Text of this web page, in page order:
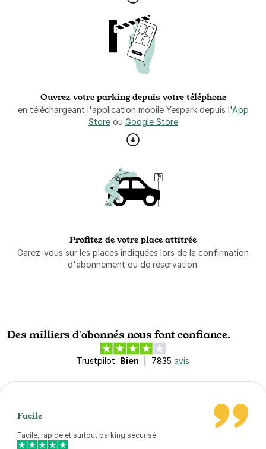
Ouvrez votre parking depuis votre téléphone
en téléchargeant l'application mobile Yespark depuis l'App
Storeou Google Store
Profitez de votre place attitrée
Garez-vous sur les places indiquées lors de la confirmation
d'abonnement ou de réservation.
Des milliers d'abonnés nous font confiance.
Trustpilot Bien 7835 avis
Facile
Facile, rapide et surtout parking sécurisé